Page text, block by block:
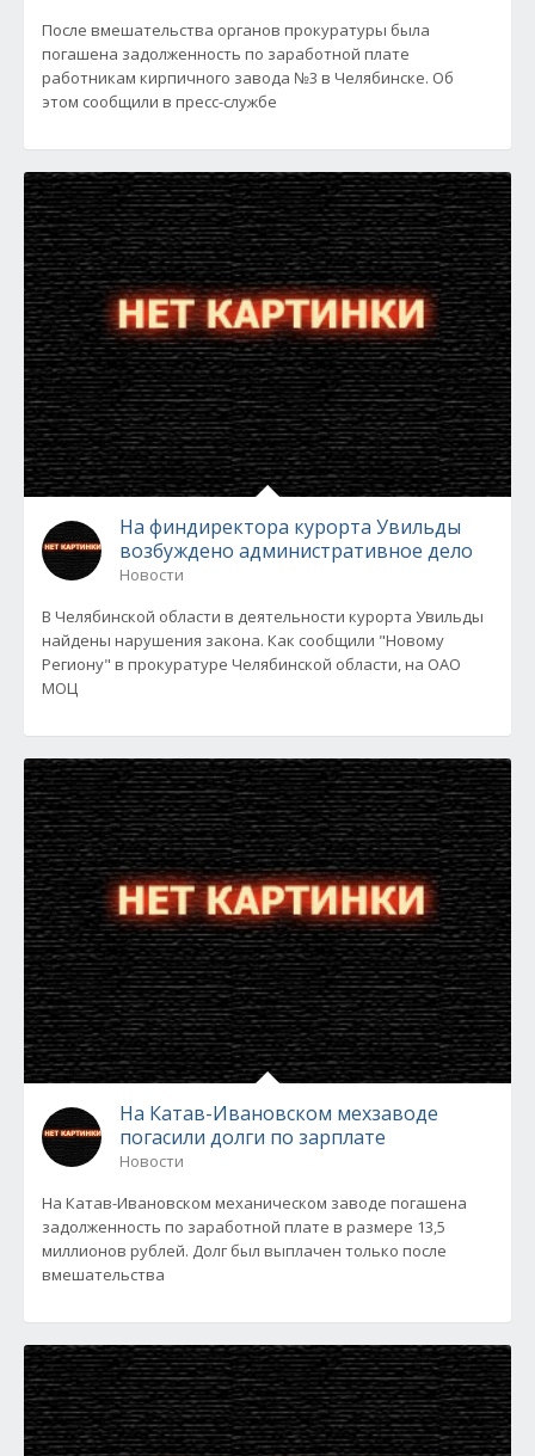
После вмешательства органов прокуратуры была
погашена задолженность по заработной плате
работникам кирпичного завода №3 в Челябинске. Об
этом сообщили в пресс-службе
На финдиректора курорта Увильды
возбуждено административное дело
Новости
В Челябинской области в деятельности курорта Увильды
найдены нарушения закона. Как сообщили "Новому
Региону" в прокуратуре Челябинской области, на ОАО
МОЦ
На Катав-Ивановском мехзаводе
погасили долги по зарплате
Новости
На Катав-Ивановском механическом заводе погашена
задолженность по заработной плате в размере 13,5
миллионов рублей. Долг был выплачен только после
вмешательства